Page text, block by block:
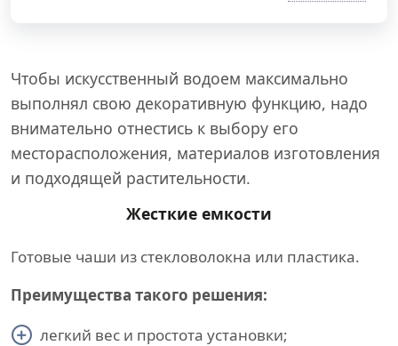
Чтобы искусственный водоем максимально
выполнял свою декоративную функцию, надо
внимательно отнестись к выбору его
месторасположения, материалов изготовления
и подходящей растительности.
Жесткие емкости
Готовые чаши из стекловолокна или пластика.
Преимущества такого решения:
легкий вес и простота установки;